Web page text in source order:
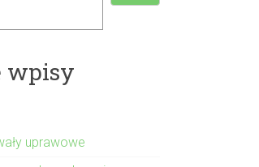
wpisy
uprawowe